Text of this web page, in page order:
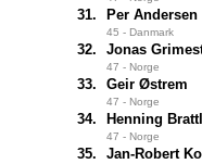
31. Per Andersen
45 - Danmark
32. Jonas
47 - Norge
33. Geir Østrem
47 - Norge
34. Henning
47 - Norge
35. Jan-Robert